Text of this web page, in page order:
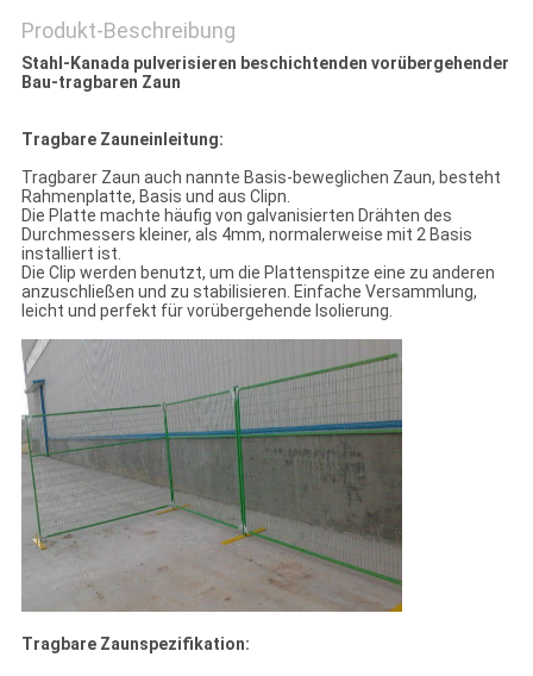
Produkt-Beschreibung
Stahl-Kanada pulverisieren beschichtenden vorübergehender
Bau-tragbaren Zaun
Tragbare Zauneinleitung:
Tragbarer Zaun auch nannte Basis-beweglichen Zaun, besteht
Rahmenplatte, Basis und aus Clipn.
Die Platte machte häufig von galvanisierten Drähten des
Durchmessers kleiner, als 4mm, normalerweise mit 2 Basis
installiert ist.
Die Clip werden benutzt, um die Plattenspitze eine zu anderen
anzuschließen und zu stabilisieren. Einfache Versammlung,
leicht und perfekt für vorübergehende Isolierung.
Tragbare Zaunspezifikation: